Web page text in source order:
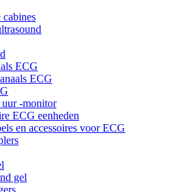
cabines
ECG
ECG
-monitor
ECG eenheden
en accessoires voor ECG
gel